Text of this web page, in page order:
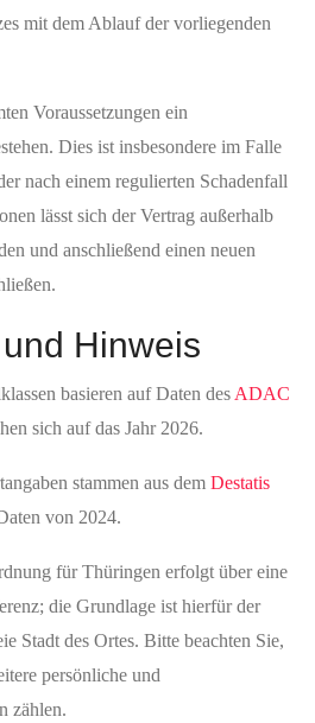
mit dem Ablauf der vorliegenden
Voraussetzungen ein
Dies ist insbesondere im Falle
nach einem regulierten Schadenfall
lässt sich der Vertrag außerhalb
und anschließend einen neuen
Hinweis
basieren auf Daten des ADAC
sich auf das Jahr 2026.
stammen aus dem Destatis
von 2024.
für Thüringen erfolgt über eine
die Grundlage ist hierfür der
Stadt des Ortes. Bitte beachten Sie,
persönliche und
zählen.